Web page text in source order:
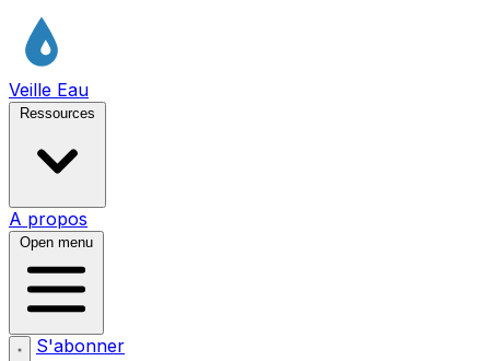
Veille Eau
Ressources
A propos
Open menu
S'abonner